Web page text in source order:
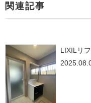
関連記事
LIXILリ